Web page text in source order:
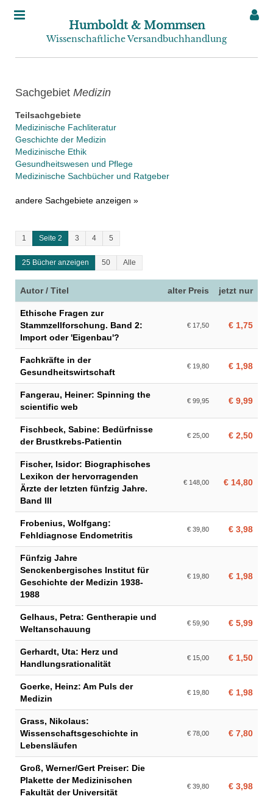
Humboldt & Mommsen
Wissenschaftliche Versandbuchhandlung
Sachgebiet Medizin
Teilsachgebiete
Medizinische Fachliteratur
Geschichte der Medizin
Medizinische Ethik
Gesundheitswesen und Pflege
Medizinische Sachbücher und Ratgeber
andere Sachgebiete anzeigen »
1 Seite 2 3 4 5
25 Bücher anzeigen 50 Alle
Autor / Titel alter Preis jetzt nur
Ethische Fragen zur
Stammzellforschung. Band 2:
Import oder 'Eigenbau'?
€ 17,50 € 1,75
Fachkräfte in der
Gesundheitswirtschaft
€ 19,80 € 1,98
Fangerau, Heiner: Spinning the
scientific web
€ 99,95 € 9,99
Fischbeck, Sabine: Bedürfnisse
der Brustkrebs-Patientin
€ 25,00 € 2,50
Fischer, Isidor: Biographisches
Lexikon der hervorragenden
Ärzte der letzten fünfzig Jahre.
Band III
€ 148,00 € 14,80
Frobenius, Wolfgang:
Fehldiagnose Endometritis
€ 39,80 € 3,98
Fünfzig Jahre
Senckenbergisches Institut für
Geschichte der Medizin 1938-
1988
€ 19,80 € 1,98
Gelhaus, Petra: Gentherapie und
Weltanschauung
€ 59,90 € 5,99
Gerhardt, Uta: Herz und
Handlungsrationalität
€ 15,00 € 1,50
Goerke, Heinz: Am Puls der
Medizin
€ 19,80 € 1,98
Grass, Nikolaus:
Wissenschaftsgeschichte in
Lebensläufen
€ 78,00 € 7,80
Groß, Werner/Gert Preiser: Die
Plakette der Medizinischen
Fakultät der Universität
€ 39,80 € 3,98